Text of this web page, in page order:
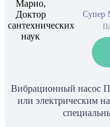
Супер
Вибрационный насос
или электрическим